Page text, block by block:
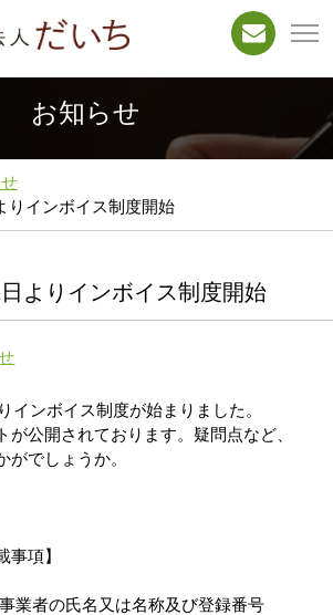
お知らせ
りインボイス制度開始
よりインボイス制度開始
インボイス制度が始まりました。
が公開されております。疑問点など、
がでしょうか。
事項】
業者の氏名又は名称及び登録番号